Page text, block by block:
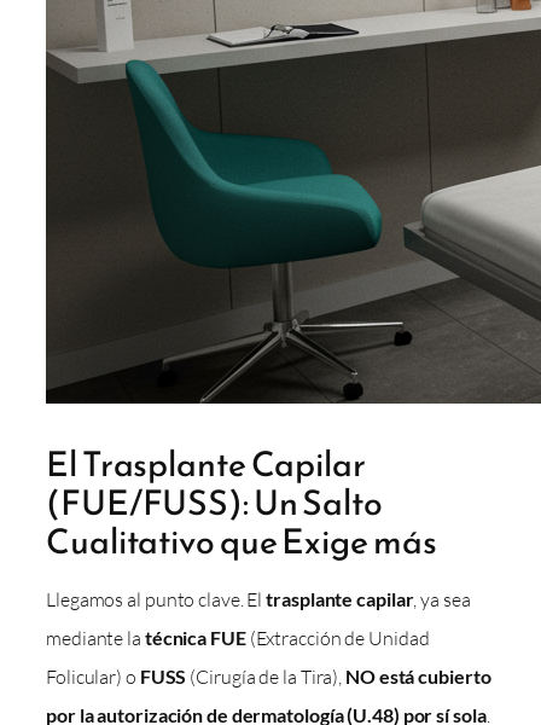
El Trasplante Capilar
(FUE/FUSS): Un Salto
Cualitativo que Exige más
Llegamos al punto clave. Eltrasplante capilar, ya sea
mediante la técnica FUE(Extracción de Unidad
Folicular) o FUSS (Cirugía de la Tira), NO está cubierto
por la autorización de dermatología (U.48) por sí sola.